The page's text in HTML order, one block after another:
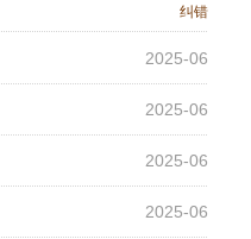
纠错
2025-06
2025-06
2025-06
2025-06